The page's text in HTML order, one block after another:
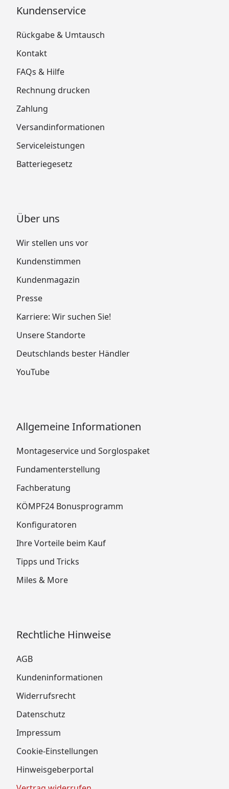
Kundenservice
Rückgabe & Umtausch
Kontakt
FAQs & Hilfe
Rechnung drucken
Zahlung
Versandinformationen
Serviceleistungen
Batteriegesetz
Über uns
Wir stellen uns vor
Kundenstimmen
Kundenmagazin
Presse
Karriere: Wir suchen Sie!
Unsere Standorte
Deutschlands bester Händler
YouTube
Allgemeine Informationen
Montageservice und Sorglospaket
Fundamenterstellung
Fachberatung
KÖMPF24 Bonusprogramm
Konfiguratoren
Ihre Vorteile beim Kauf
Tipps und Tricks
Miles & More
Rechtliche Hinweise
AGB
Kundeninformationen
Widerrufsrecht
Datenschutz
Impressum
Cookie-Einstellungen
Hinweisgeberportal